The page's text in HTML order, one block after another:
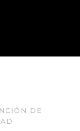
DE